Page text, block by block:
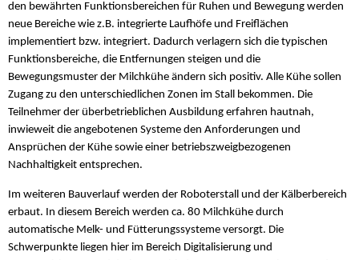
den bewährten Funktionsbereichen für Ruhen und Bewegung werden
neue Bereiche wie z.B. integrierte Laufhöfe und Freiflächen
implementiert bzw. integriert. Dadurch verlagern sich die typischen
Funktionsbereiche, die Entfernungen steigen und die
Bewegungsmuster der Milchkühe ändern sich positiv. Alle Kühe sollen
Zugang zu den unterschiedlichen Zonen im Stall bekommen. Die
Teilnehmer der überbetrieblichen Ausbildung erfahren hautnah,
inwieweit die angebotenen Systeme den Anforderungen und
Ansprüchen der Kühe sowie einer betriebszweigbezogenen
Nachhaltigkeit entsprechen.
Im weiteren Bauverlauf werden der Roboterstall und der Kälberbereich
erbaut. In diesem Bereich werden ca. 80 Milchkühe durch
automatische Melk- und Fütterungssysteme versorgt. Die
Schwerpunkte liegen hier im Bereich Digitalisierung und